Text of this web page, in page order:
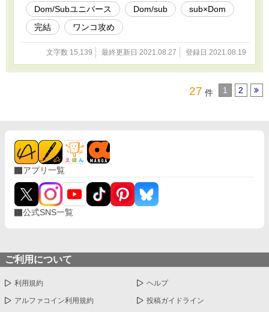
Dom/Subユニバース
Dom/sub
sub×Dom
完結
ワンコ攻め
文字数 15,139 最終更新日 2021.08.27 登録日 2021.08.19
27 件 1 2
アプリ一覧
公式SNS一覧
ご利用について
利用規約 ヘルプ
アルファコイン利用規約 投稿ガイドライン